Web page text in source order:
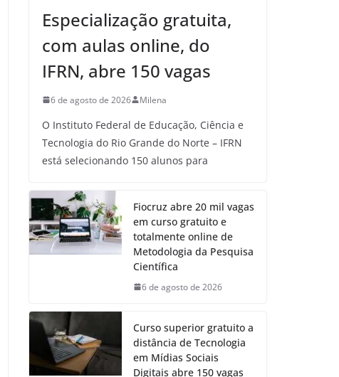
Especialização gratuita,
com aulas online, do
IFRN, abre 150 vagas
6 de agosto de 2026 Milena
O Instituto Federal de Educação, Ciência e
Tecnologia do Rio Grande do Norte – IFRN
está selecionando 150 alunos para
Fiocruz abre 20 mil vagas
em curso gratuito e
totalmente online de
Metodologia da Pesquisa
Científica
6 de agosto de 2026
Curso superior gratuito a
distância de Tecnologia
em Mídias Sociais
Digitais abre 150 vagas